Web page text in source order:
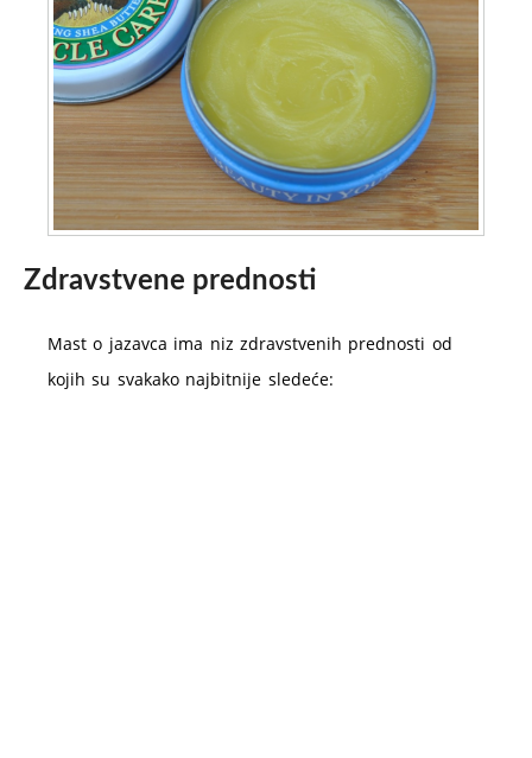
Zdravstvene prednosti
Mast o jazavca ima niz zdravstvenih prednosti od
kojih su svakako najbitnije sledeće: